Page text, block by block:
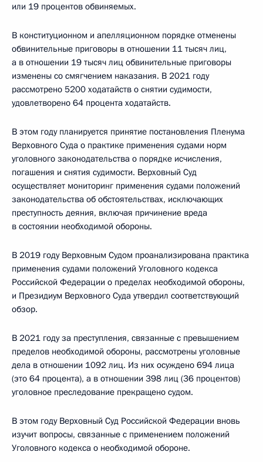
или 19 процентов обвиняемых.
В конституционном и апелляционном порядке отменены
обвинительные приговоры в отношении 11 тысяч лиц,
а в отношении 19 тысяч лиц обвинительные приговоры
изменены со смягчением наказания. В 2021 году
рассмотрено 5200 ходатайств о снятии судимости,
удовлетворено 64 процента ходатайств.
В этом году планируется принятие постановления Пленума
Верховного Суда о практике применения судами норм
уголовного законодательства о порядке исчисления,
погашения и снятия судимости. Верховный Суд
осуществляет мониторинг применения судами положений
законодательства об обстоятельствах, исключающих
преступность деяния, включая причинение вреда
в состоянии необходимой обороны.
В 2019 году Верховным Судом проанализирована практика
применения судами положений Уголовного кодекса
Российской Федерации о пределах необходимой обороны,
и Президиум Верховного Суда утвердил соответствующий
обзор.
В 2021 году за преступления, связанные с превышением
пределов необходимой обороны, рассмотрены уголовные
дела в отношении 1092 лиц. Из них осуждено 694 лица
(это 64 процента), а в отношении 398 лиц (36 процентов)
уголовное преследование прекращено судом.
В этом году Верховный Суд Российской Федерации вновь
изучит вопросы, связанные с применением положений
Уголовного кодекса о необходимой обороне.